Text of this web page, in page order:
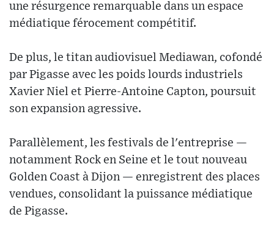
une résurgence remarquable dans un espace
médiatique férocement compétitif.
De plus, le titan audiovisuel Mediawan, cofondé
par Pigasse avec les poids lourds industriels
Xavier Niel et Pierre-Antoine Capton, poursuit
son expansion agressive.
Parallèlement, les festivals de l'entreprise —
notamment Rock en Seine et le tout nouveau
Golden Coast à Dijon — enregistrent des places
vendues, consolidant la puissance médiatique
de Pigasse.